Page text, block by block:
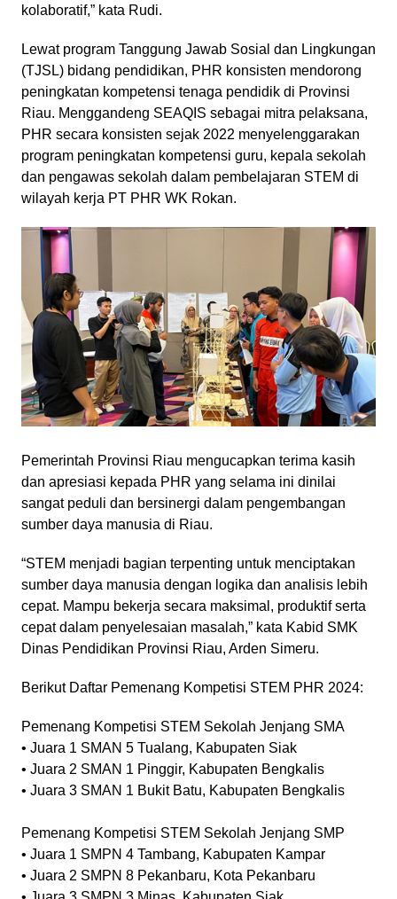
kolaboratif,” kata Rudi.
Lewat program Tanggung Jawab Sosial dan Lingkungan
(TJSL) bidang pendidikan, PHR konsisten mendorong
peningkatan kompetensi tenaga pendidik di Provinsi
Riau. Menggandeng SEAQIS sebagai mitra pelaksana,
PHR secara konsisten sejak 2022 menyelenggarakan
program peningkatan kompetensi guru, kepala sekolah
dan pengawas sekolah dalam pembelajaran STEM di
wilayah kerja PT PHR WK Rokan.
Pemerintah Provinsi Riau mengucapkan terima kasih
dan apresiasi kepada PHR yang selama ini dinilai
sangat peduli dan bersinergi dalam pengembangan
sumber daya manusia di Riau.
“STEM menjadi bagian terpenting untuk menciptakan
sumber daya manusia dengan logika dan analisis lebih
cepat. Mampu bekerja secara maksimal, produktif serta
cepat dalam penyelesaian masalah,” kata Kabid SMK
Dinas Pendidikan Provinsi Riau, Arden Simeru.
Berikut Daftar Pemenang Kompetisi STEM PHR 2024:
Pemenang Kompetisi STEM Sekolah Jenjang SMA
• Juara 1 SMAN 5 Tualang, Kabupaten Siak
• Juara 2 SMAN 1 Pinggir, Kabupaten Bengkalis
• Juara 3 SMAN 1 Bukit Batu, Kabupaten Bengkalis
Pemenang Kompetisi STEM Sekolah Jenjang SMP
• Juara 1 SMPN 4 Tambang, Kabupaten Kampar
• Juara 2 SMPN 8 Pekanbaru, Kota Pekanbaru